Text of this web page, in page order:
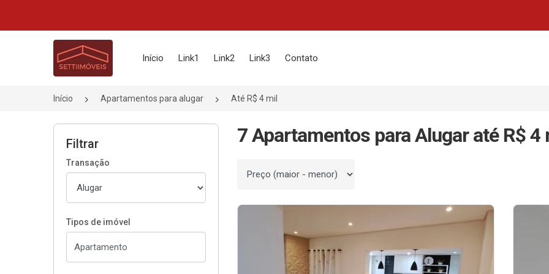
Página inicial
Início Link1 Link2 Link3 Contato
Início Apartamentos para alugar Até R$ 4 mil
Filtrar
Transação
Tipos de imóvel
7 Apartamentos para Alugar até R$ 4
Ordenar por